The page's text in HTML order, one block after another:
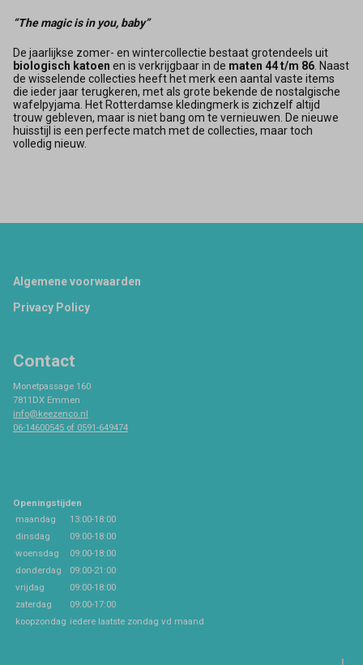
“The magic is in you, baby”
De jaarlijkse zomer- en wintercollectie bestaat grotendeels uit
biologisch katoen en is verkrijgbaar in de maten 44 t/m 86 . Naast
de wisselende collecties heeft het merk een aantal vaste items
die ieder jaar terugkeren, met als grote bekende de nostalgische
wafelpyjama. Het Rotterdamse kledingmerk is zichzelf altijd
trouw gebleven, maar is niet bang om te vernieuwen. De nieuwe
huisstijl is een perfecte match met de collecties, maar toch
volledig nieuw.
Footer
Algemene voorwaarden
Privacy Policy
Contact
Monetpassage 160
7811DX Emmen
info@keezenco.nl
06-14600545 of 0591-649474
Openingstijden
maandag
13:00-18:00
dinsdag
09:00-18:00
woensdag
09:00-18:00
donderdag
09:00-21:00
vrijdag
09:00-18:00
zaterdag
09:00-17:00
koopzondag iedere laatste zondag vd maand